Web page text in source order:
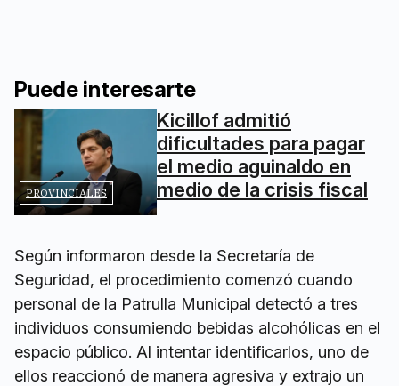
Puede interesarte
PROVINCIALES
Kicillof admitió
dificultades para pagar
el medio aguinaldo en
medio de la crisis fiscal
Según informaron desde la Secretaría de
Seguridad, el procedimiento comenzó cuando
personal de la Patrulla Municipal detectó a tres
individuos consumiendo bebidas alcohólicas en el
espacio público. Al intentar identificarlos, uno de
ellos reaccionó de manera agresiva y extrajo un